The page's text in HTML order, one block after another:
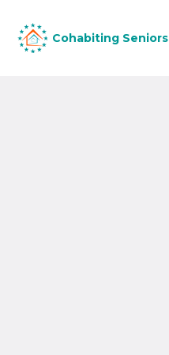
Cohabiting Seniors
Cohabiting Seniors